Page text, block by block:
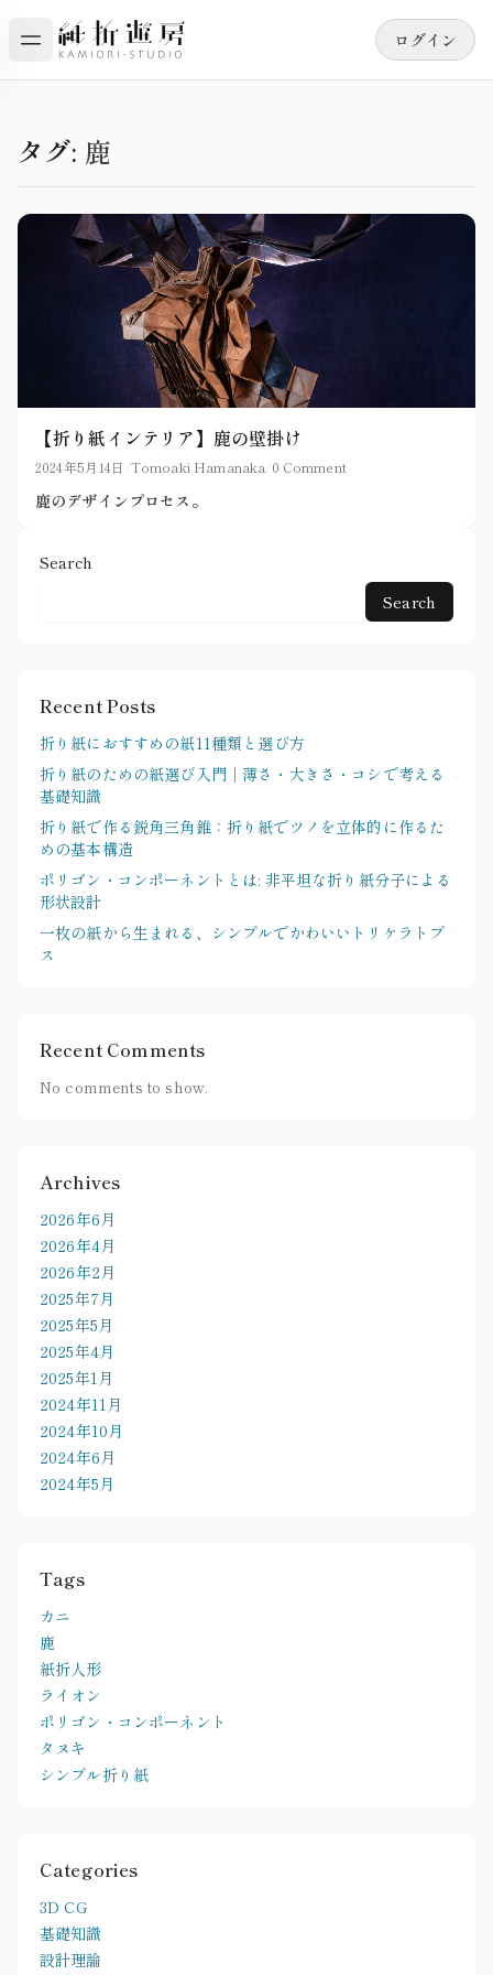
ログイン
タグ: 鹿
【折り紙インテリア】鹿の壁掛け
2024年5月14日 Tomoaki Hamanaka 0 Comment
鹿のデザインプロセス。
Search
Search
Recent Posts
折り紙におすすめの紙11種類と選び方
折り紙のための紙選び入門｜薄さ・大きさ・コシで考える
基礎知識
折り紙で作る鋭角三角錐：折り紙でツノを立体的に作るた
めの基本構造
ポリゴン・コンポーネントとは: 非平坦な折り紙分子による
形状設計
一枚の紙から生まれる、シンプルでかわいいトリケラトプ
ス
Recent Comments
No comments to show.
Archives
2026年6月
2026年4月
2026年2月
2025年7月
2025年5月
2025年4月
2025年1月
2024年11月
2024年10月
2024年6月
2024年5月
Tags
カニ
鹿
紙折人形
ライオン
ポリゴン・コンポーネント
タヌキ
シンプル折り紙
Categories
3D CG
基礎知識
設計理論